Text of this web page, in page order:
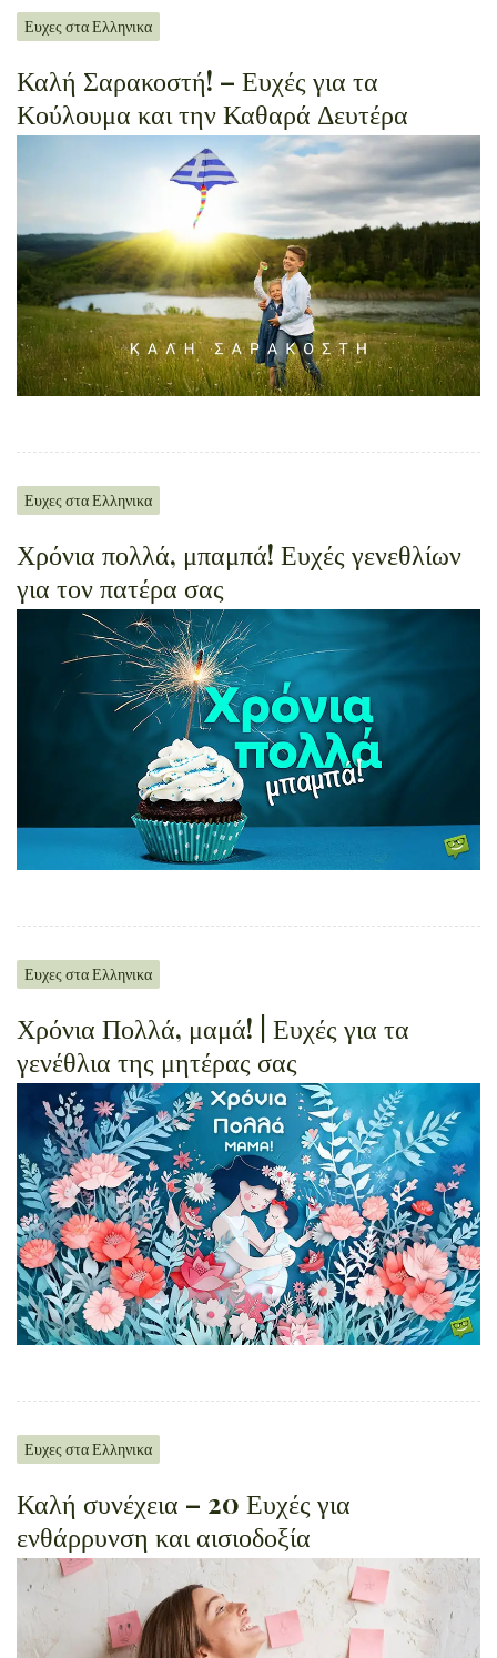
Ευχες στα Ελληνικα
Καλή Σαρακοστή! – Ευχές για τα
Κούλουμα και την Καθαρά Δευτέρα
Ευχες στα Ελληνικα
Χρόνια πολλά, μπαμπά! Ευχές γενεθλίων
για τον πατέρα σας
Ευχες στα Ελληνικα
Χρόνια Πολλά, μαμά! | Ευχές για τα
γενέθλια της μητέρας σας
Ευχες στα Ελληνικα
Καλή συνέχεια – 20 Ευχές για
ενθάρρυνση και αισιοδοξία